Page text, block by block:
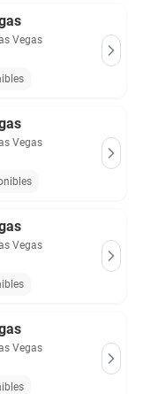
Vegas
Vegas
Vegas
Vegas